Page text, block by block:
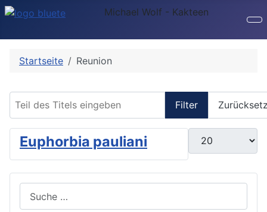
Michael Wolf - Kakteen
Startseite Reunion
Filter
Anzeige #
Euphorbia pauliani